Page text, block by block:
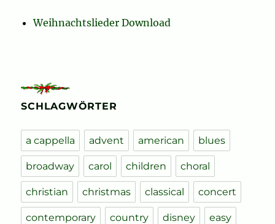
Weihnachtslieder Download
SCHLAGWÖRTER
a cappella advent american blues
broadway carol children choral
christian christmas classical concert
contemporary country disney easy